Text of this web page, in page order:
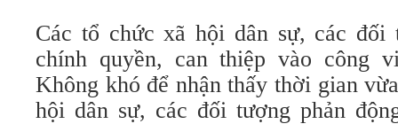
Các tổ chức xã hội dân sự, các đối
chính quyền, can thiệp vào công
Không khó để nhận thấy thời gian
hội dân sự, các đối tượng phản